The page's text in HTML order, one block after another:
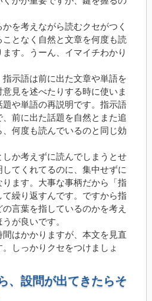
を考えながら読むクセがつく
となく自然と文章を何度も読
す。うーん、イマイチわかり
示語は前に出た文章や単語を
見を述べたりする時に使いま
や単語の再説明です。指示語
前に出た話題を自然とまた追
何度も読んでいるのと同じ効
しか考えずに読んでしまうとせ
てくれてるのに、集中せずに
ます。大事な事柄だから「指
繰り返すんです。ですから指
言葉を指しているのかを考え
が良いです。
はかかりますが、本文を見直
しっかりクセをつけましょ
、設問が出てきたらそ